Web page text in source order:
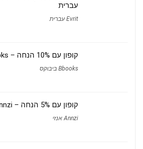
עברית
Evrit עברית
קופון עם 10% הנחה – Bbooks ביבוקס
Bbooks ביבוקס
קופון עם 5% הנחה – Annzi אנזי
Annzi אנזי